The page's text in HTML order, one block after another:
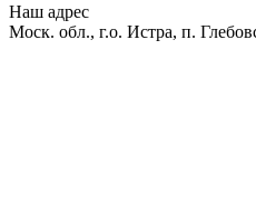
Наш адрес
Моск. обл., г.о. Истра, п.